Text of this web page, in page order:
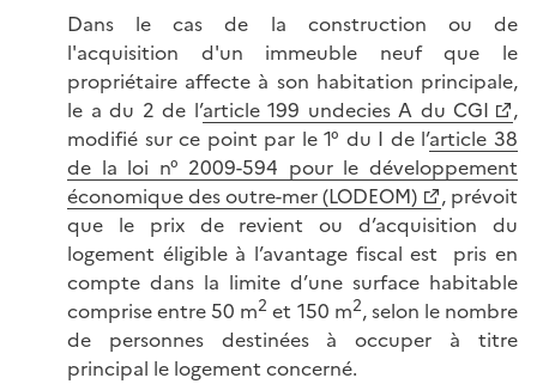
Dans le cas de la construction ou de
l'acquisition d'un immeuble neuf que le
propriétaire affecte à son habitation principale,
le a du 2 de l’article 199 undecies A du CGI
,
modifié sur ce point par le 1° du I de l’article 38
de la loi n° 2009-594 pour le développement
économique des outre-mer (LODEOM)
, prévoit
que le prix de revient ou d’acquisition du
logement éligible à l’avantage fiscal est pris en
compte dans la limite d’une surface habitable
comprise entre 50 m2 et 150 m2, selon le nombre
de personnes destinées à occuper à titre
principal le logement concerné.